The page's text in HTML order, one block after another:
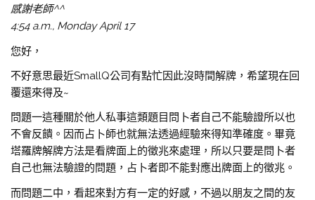
感謝老師^^
4:54 a.m., Monday April 17
您好，
不好意思最近SmallQ公司有點忙因此沒時間解牌，希望現在回
覆還來得及~
問題一這種關於他人私事這類題目問卜者自己不能驗證所以也
不會反饋。因而占卜師也就無法透過經驗來得知準確度。畢竟
塔羅牌解牌方法是看牌面上的徵兆來處理，所以只要是問卜者
自己也無法驗證的問題，占卜者即不能對應出牌面上的徵兆。
而問題二中，看起來對方有一定的好感，不過以朋友之間的友